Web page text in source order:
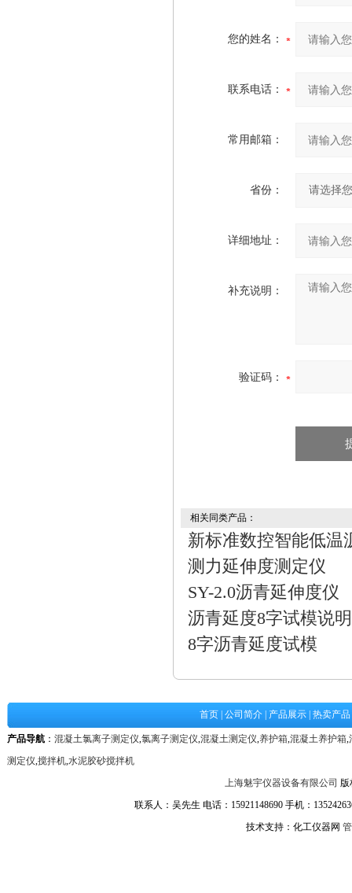
您的姓名：
联系电话：
常用邮箱：
省份：
详细地址：
补充说明：
验证码：
相关同类产品：
新标准数控智能低温
测力延伸度测定仪
SY-2.0沥青延伸度仪
沥青延度8字试模说
8字沥青延度试模
首页 公司简介 产品展示 热卖产品
产品导航 ： 混凝土氯离子测定仪,氯离子测定仪,混凝土测定仪,养护箱,混凝土养护箱,
测定仪,搅拌机,水泥胶砂搅拌机
上海魅宇仪器设备有限公司 版
联系人：吴先生 电话：15921148690 手机：
技术支持：化工仪器网